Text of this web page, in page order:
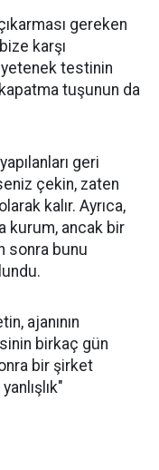
gereken
karşı
yetenek testinin
tuşunun da
geri
çekin, zaten
kalır. Ayrıca,
kurum, ancak bir
sonra bunu
ajanının
birkaç gün
bir şirket